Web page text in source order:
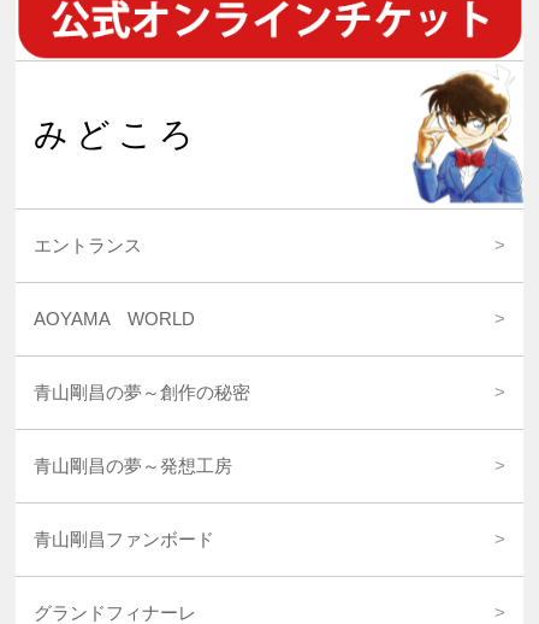
みどころ
エントランス
AOYAMA WORLD
青山剛昌の夢～創作の秘密
青山剛昌の夢～発想工房
青山剛昌ファンボード
グランドフィナーレ